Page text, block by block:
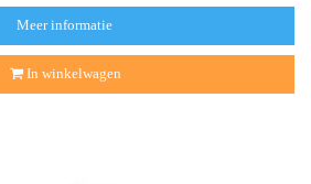
Meer informatie
In winkelwagen